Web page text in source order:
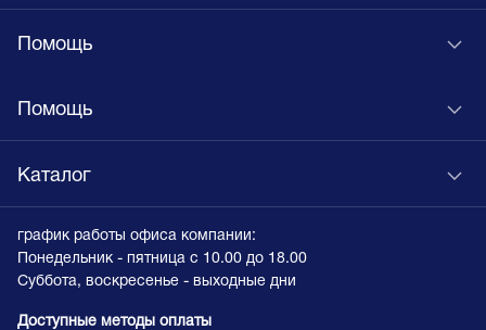
Помощь
Помощь
Каталог
график работы офиса компании:
Понедельник - пятница с 10.00 до 18.00
Суббота, воскресенье - выходные дни
Доступные методы оплаты